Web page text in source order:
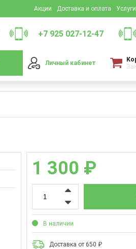
Акции Доставка и оплата Услуги
+7 925 027-12-47
Личный кабинет
1 300 ₽
В наличии
Доставка от 650 ₽